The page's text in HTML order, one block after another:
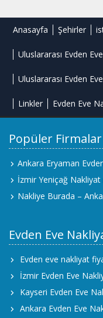
Anasayfa Şehirler
Uluslararası Evden
Uluslararası Evden Eve
Linkler Evden Eve
Popüler Firmalar
Ankara Eryaman
İzmir Yeniçağ Nakliyat
Nakliye Burada –
Evden Eve
Evden eve nakliyat
İzmir Evden Eve
Kayseri Evden Eve
Ankara Evden Eve